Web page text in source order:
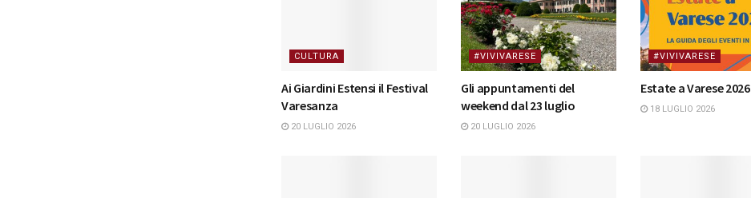
CULTURA
Ai Giardini Estensi il Festival
Varesanza
20 LUGLIO 2026
#VIVIVARESE
Gli appuntamenti del
weekend dal 23 luglio
20 LUGLIO 2026
#VIVIVARESE
Estate a Varese 2026
18 LUGLIO 2026